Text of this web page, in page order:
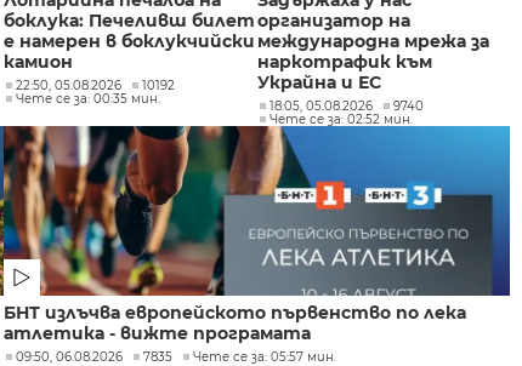
боклука: Печеливш билет
е намерен в боклукчийски
камион
22:50, 05.08.2026
10192
Чете се за: 00:35 мин.
организатор на
международна мрежа за
наркотрафик към
Украйна и ЕС
18:05, 05.08.2026
9740
Чете се за: 02:52 мин.
БНТ излъчва европейското първенство по лека
атлетика - вижте програмата
09:50, 06.08.2026 7835 Чете се за: 05:57 мин.